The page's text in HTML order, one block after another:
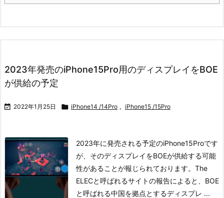
2023年発売のiPhone15Pro用のディスプレイをBOE
が供給の予定
 2022年1月25日  iPhone14 /14Pro , iPhone15 /15Pro
2023年に発売される予定のiPhone15Proです
が、そのディスプレイをBOEが供給する可能
性があることが報じられております。 The
ELECと呼ばれるサイトの報告によると、BOE
と呼ばれる中国を拠点とするディスプレ ...